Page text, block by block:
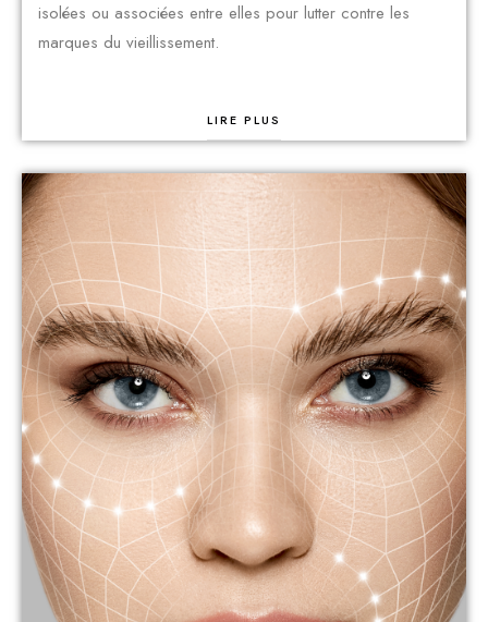
isolées ou associées entre elles pour lutter contre les
marques du vieillissement.
LIRE PLUS